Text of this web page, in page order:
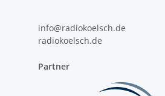
info@radiokoelsch.de
radiokoelsch.de
Partner